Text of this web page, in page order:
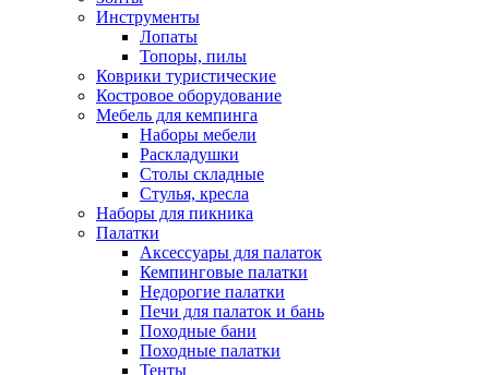
Инструменты
Лопаты
Топоры, пилы
Коврики туристические
Костровое оборудование
Мебель для кемпинга
Наборы мебели
Раскладушки
Столы складные
Стулья, кресла
Наборы для пикника
Палатки
Аксессуары для палаток
Кемпинговые палатки
Недорогие палатки
Печи для палаток и бань
Походные бани
Походные палатки
Тенты